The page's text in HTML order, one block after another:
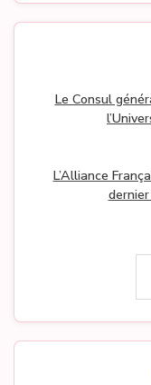
Le Consul
L’Alliance